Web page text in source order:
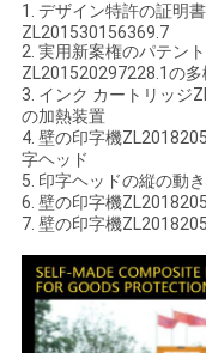
1. デザイン特許の証明
ZL201530156369.7
2. 実用新案権のパテン
ZL201520297228.1の
3. インク カートリッジ
の加熱装置
4. 壁の印字機
字ヘッド
5. 印字ヘッドの縦の動
6. 壁の印字機
7. 壁の印字機